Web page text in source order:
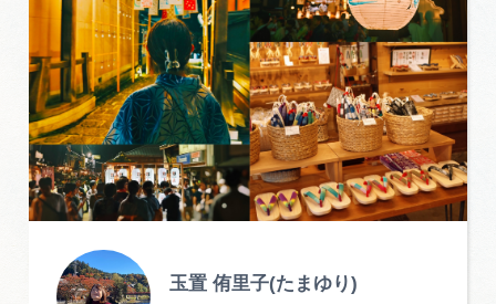
スポット・体験
イベント
グルメ
旅の予約
アクセス
行きたいリストを見る
玉置 侑里子(たまゆり)